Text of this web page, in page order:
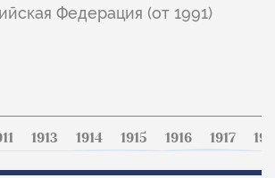
Федерация (от 1991)
1913 1914 1915 1916 1917